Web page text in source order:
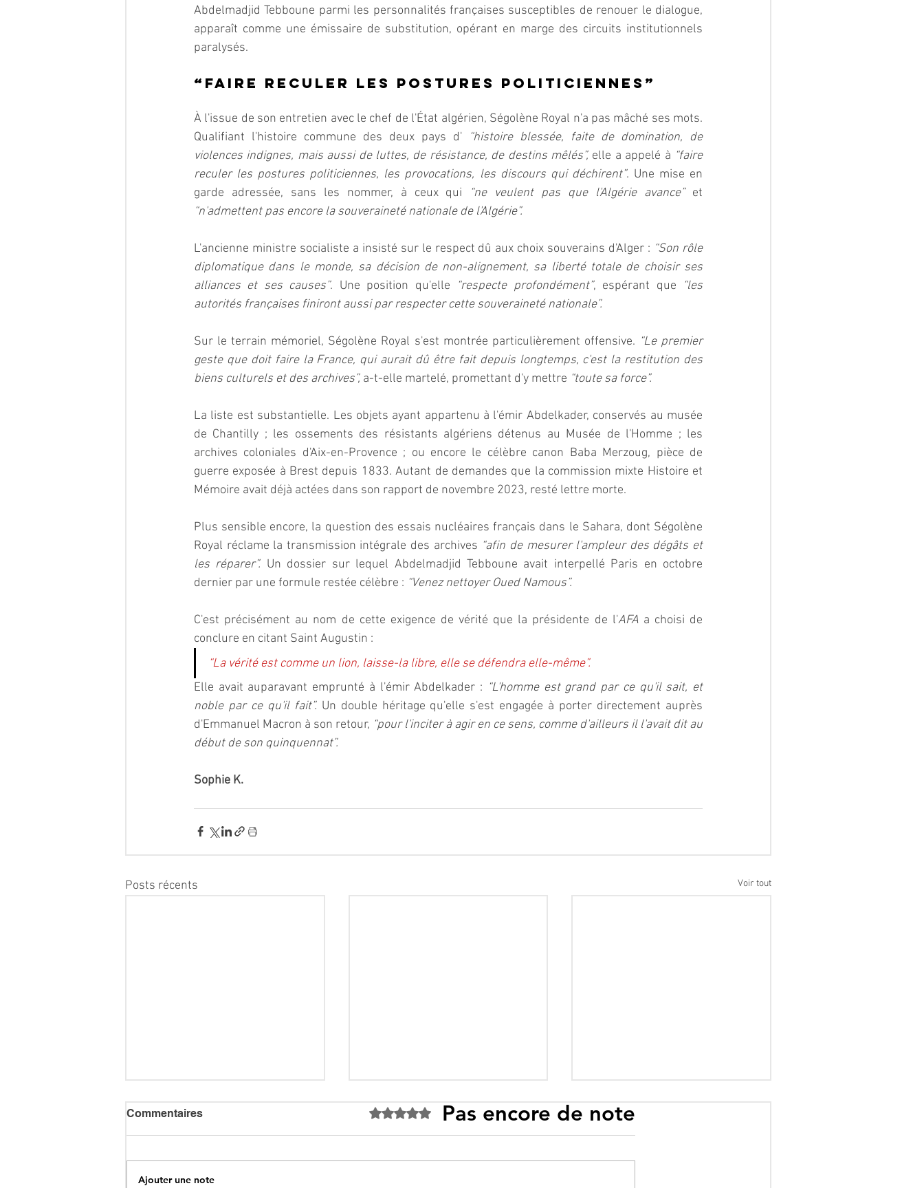
Abdelmadjid Tebboune parmi les personnalités françaises susceptibles de renouer le dialogue,
apparaît comme une émissaire de substitution, opérant en marge des circuits institutionnels
paralysés.
“Faire reculer les postures politiciennes”
À l'issue de son entretien avec le chef de l'État algérien, Ségolène Royal n'a pas mâché ses mots.
Qualifiant l'histoire commune des deux pays d'
“histoire blessée, faite de domination, de
violences indignes, mais aussi de luttes, de résistance, de destins mêlés”, elle a appelé à “faire
reculer les postures politiciennes, les provocations, les discours qui déchirent”. Une mise en
garde adressée, sans les nommer, à ceux qui
“ne veulent pas que l'Algérie avance”
“n'admettent pas encore la souveraineté nationale de l'Algérie”.
L'ancienne ministre socialiste a insisté sur le respect dû aux choix souverains d'Alger : “Son rôle
diplomatique dans le monde, sa décision de non-alignement, sa liberté totale de choisir ses
alliances et ses causes”. Une position qu'elle “respecte profondément”, espérant que
“les
autorités françaises finiront aussi par respecter cette souveraineté nationale”.
Sur le terrain mémoriel, Ségolène Royal s'est montrée particulièrement offensive. “Le premier
geste que doit faire la France, qui aurait dû être fait depuis longtemps, c'est la restitution des
biens culturels et des archives”, a-t-elle martelé, promettant d'y mettre “toute sa force”.
La liste est substantielle. Les objets ayant appartenu à l'émir Abdelkader, conservés au musée
de Chantilly ; les ossements des résistants algériens détenus au Musée de l'Homme ; les
archives coloniales d'Aix-en-Provence ; ou encore le célèbre canon Baba Merzoug, pièce de
guerre exposée à Brest depuis 1833. Autant de demandes que la commission mixte Histoire et
Mémoire avait déjà actées dans son rapport de novembre 2023, resté lettre morte.
Plus sensible encore, la question des essais nucléaires français dans le Sahara, dont Ségolène
Royal réclame la transmission intégrale des archives “afin de mesurer l'ampleur des dégâts et
les réparer”. Un dossier sur lequel Abdelmadjid Tebboune avait interpellé Paris en octobre
dernier par une formule restée célèbre : “Venez nettoyer Oued Namous”.
C'est précisément au nom de cette exigence de vérité que la présidente de l'AFA a choisi de
conclure en citant Saint Augustin :
“La vérité est comme un lion, laisse-la libre, elle se défendra elle-même”.
Elle avait auparavant emprunté à l'émir Abdelkader : “L'homme est grand par ce qu'il sait, et
noble par ce qu'il fait”. Un double héritage qu'elle s'est engagée à porter directement auprès
d'Emmanuel Macron à son retour, “pour l'inciter à agir en ce sens, comme d'ailleurs il l'avait dit au
début de son quinquennat”.
Sophie K.
Posts récents Voir tout
Commentaires Noté 0 étoile sur 5.Pas encore de note
Ajouter une note